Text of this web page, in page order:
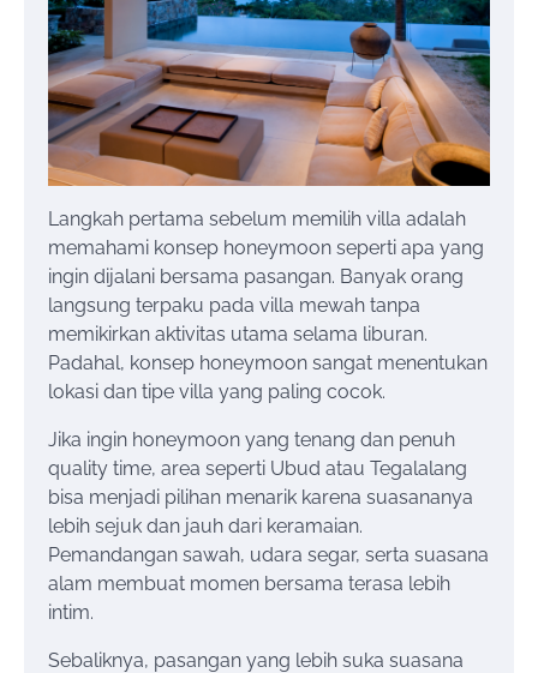
Langkah pertama sebelum memilih villa adalah
memahami konsep honeymoon seperti apa yang
ingin dijalani bersama pasangan. Banyak orang
langsung terpaku pada villa mewah tanpa
memikirkan aktivitas utama selama liburan.
Padahal, konsep honeymoon sangat menentukan
lokasi dan tipe villa yang paling cocok.
Jika ingin honeymoon yang tenang dan penuh
quality time, area seperti Ubud atau Tegalalang
bisa menjadi pilihan menarik karena suasananya
lebih sejuk dan jauh dari keramaian.
Pemandangan sawah, udara segar, serta suasana
alam membuat momen bersama terasa lebih
intim.
Sebaliknya, pasangan yang lebih suka suasana